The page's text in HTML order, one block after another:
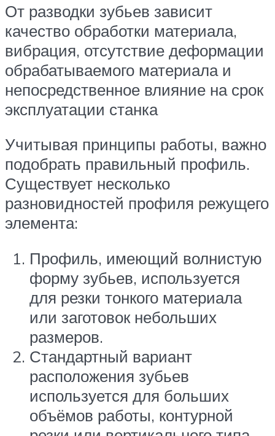
От разводки зубьев зависит
качество обработки материала,
вибрация, отсутствие деформации
обрабатываемого материала и
непосредственное влияние на срок
эксплуатации станка
Учитывая принципы работы, важно
подобрать правильный профиль.
Существует несколько
разновидностей профиля режущего
элемента:
Профиль, имеющий волнистую
форму зубьев, используется
для резки тонкого материала
или заготовок небольших
размеров.
Стандартный вариант
расположения зубьев
используется для больших
объёмов работы, контурной